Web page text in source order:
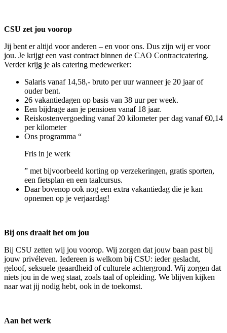
CSU zet jou voorop
Jij bent er altijd voor anderen – en voor ons. Dus zijn wij er voor
jou. Je krijgt een vast contract binnen de CAO Contractcatering.
Verder krijg je als catering medewerker:
Salaris vanaf 14,58,- bruto per uur wanneer je 20 jaar of
ouder bent.
26 vakantiedagen op basis van 38 uur per week.
Een bijdrage aan je pensioen vanaf 18 jaar.
Reiskostenvergoeding vanaf 20 kilometer per dag vanaf €0,14
per kilometer
Ons programma “
Fris in je werk
” met bijvoorbeeld korting op verzekeringen, gratis sporten,
een fietsplan en een taalcursus.
Daar bovenop ook nog een extra vakantiedag die je kan
opnemen op je verjaardag!
Bij ons draait het om jou
Bij CSU zetten wij jou voorop. Wij zorgen dat jouw baan past bij
jouw privéleven. Iedereen is welkom bij CSU: ieder geslacht,
geloof, seksuele geaardheid of culturele achtergrond. Wij zorgen dat
niets jou in de weg staat, zoals taal of opleiding. We blijven kijken
naar wat jij nodig hebt, ook in de toekomst.
Aan het werk